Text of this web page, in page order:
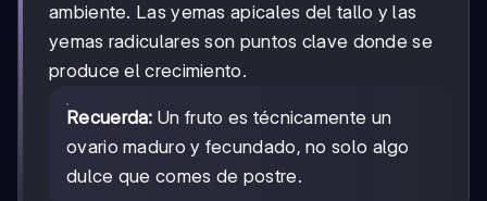
ambiente. Las yemas apicales del tallo y las
yemas radiculares son puntos clave donde se
produce el crecimiento.
Recuerda: Un fruto es técnicamente un
ovario maduro y fecundado, no solo algo
dulce que comes de postre.